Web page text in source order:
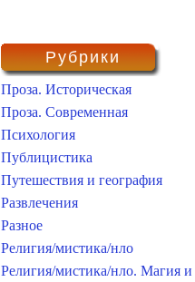
Рубрики
Проза. Историческая
Проза. Современная
Психология
Публицистика
Путешествия и география
Развлечения
Разное
Религия/мистика/нло
Религия/мистика/нло. Магия и